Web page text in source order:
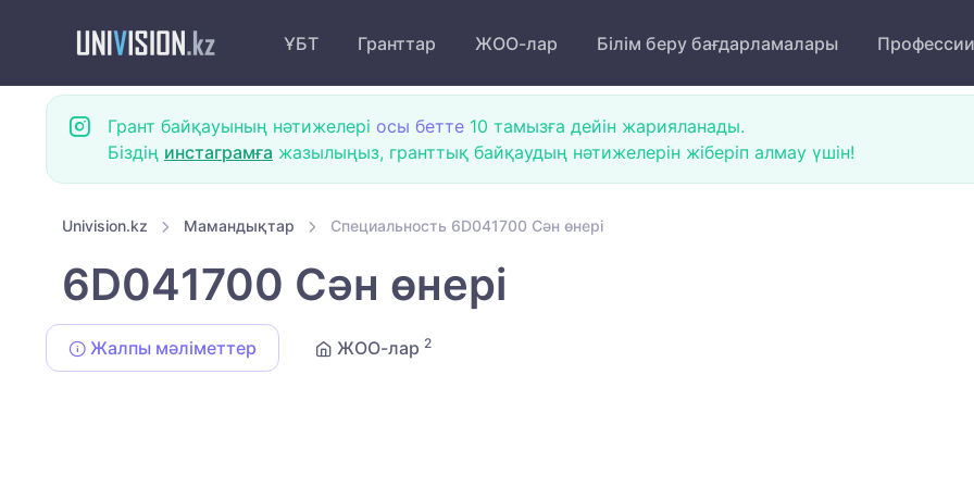
ҰБТ Гранттар ЖОО-лар Білім беру бағдарламалары Профессии
Грант байқауының нәтижелері осы бетте 10 тамызға дейін жарияланады.
Біздің инстаграмға жазылыңыз, гранттық байқаудың нәтижелерін жіберіп алмау үшін!
Univision.kz Мамандықтар Специальность 6D041700 Сән өнері
6D041700 Сән өнері
Жалпы мәліметтер ЖОО-лар 2